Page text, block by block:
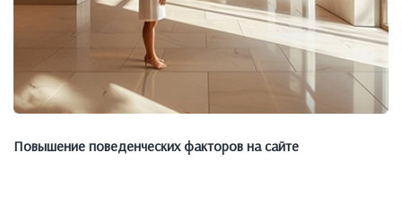
Повышение поведенческих факторов на сайте